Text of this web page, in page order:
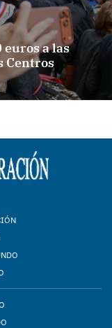
a las
Centros